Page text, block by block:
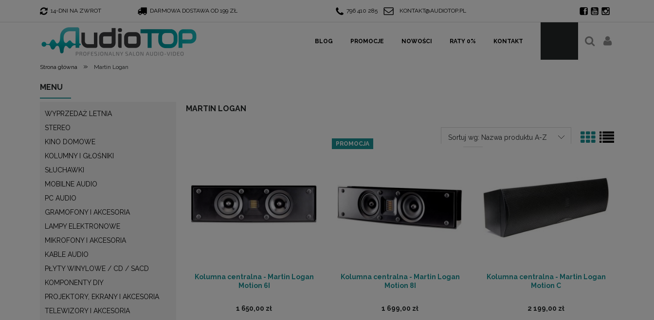
14-DNI NA ZWROT DARMOWA DOSTAWA OD 199 ZŁ 796 410 285 KONTAKT@AUDIOTOP.PL
BLOG PROMOCJE NOWOŚCI RATY 0% KONTAKT
Strona główna » Martin Logan
MENU
WYPRZEDAŻ LETNIA
STEREO
KINO DOMOWE
KOLUMNY I GŁOŚNIKI
SŁUCHAWKI
MOBILNE AUDIO
PC AUDIO
GRAMOFONY I AKCESORIA
LAMPY ELEKTRONOWE
MIKROFONY I AKCESORIA
KABLE AUDIO
PŁYTY WINYLOWE / CD / SACD
KOMPONENTY DIY
PROJEKTORY, EKRANY I AKCESORIA
TELEWIZORY I AKCESORIA
MARTIN LOGAN
Sortuj wg: Nazwa produktu A-Z
Kolumna centralna - Martin Logan
Motion 6I
1 650,00 zł
Kolumna centralna - Martin Logan
Motion 8I
1 699,00 zł
PROMOCJA
Kolumna centralna - Martin Logan
Motion C
2 199,00 zł